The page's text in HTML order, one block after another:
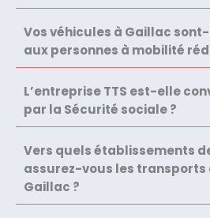
Vos véhicules à Gaillac
aux personnes à mobilité
L’entreprise TTS est-elle
par la Sécurité sociale ?
Vers quels établissements
assurez-vous les transports
Gaillac ?